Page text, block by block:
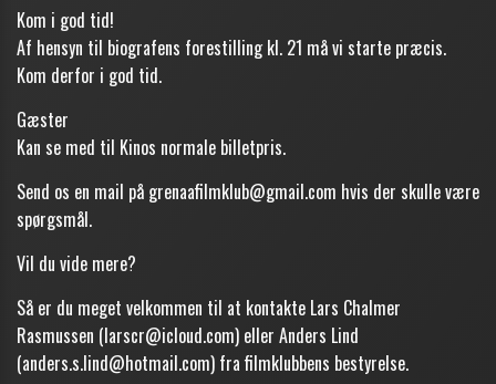
Kom i god tid!
Af hensyn til biografens forestilling kl. 21 må vi starte præcis.
Kom derfor i god tid.
Gæster
Kan se med til Kinos normale billetpris.
Send os en mail på grenaafilmklub@gmail.com hvis der skulle være
spørgsmål.
Vil du vide mere?
Så er du meget velkommen til at kontakte Lars Chalmer
Rasmussen (larscr@icloud.com) eller Anders Lind
(anders.s.lind@hotmail.com) fra filmklubbens bestyrelse.